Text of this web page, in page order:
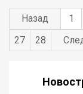
Назад 1
27
28